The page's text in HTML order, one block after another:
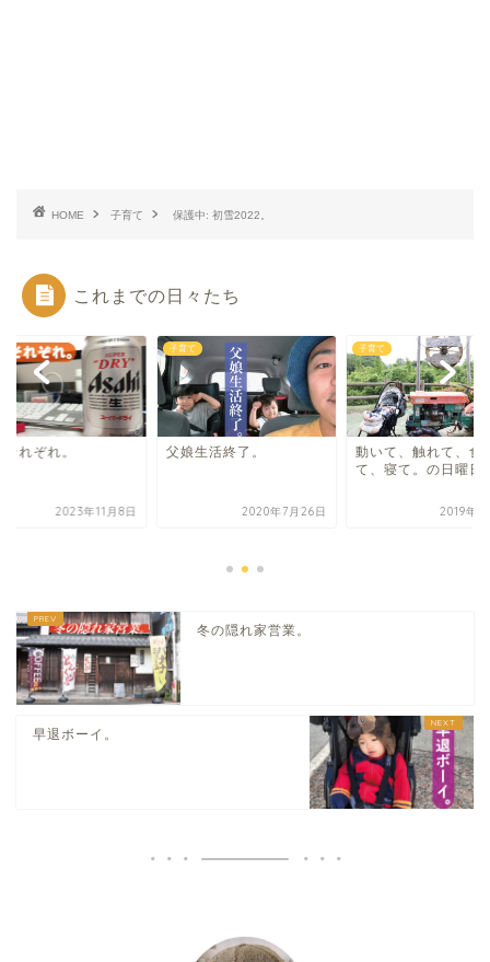
HOME 子育て 保護中: 初雪2022。
これまでの日々たち
れぞれ。
2023年11月8日
子育て
父娘生活終了。
2020年7月26日
子育て
動いて、触れて、食
て、寝て。の日曜日
2019年6
冬の隠れ家営業。
早退ボーイ。